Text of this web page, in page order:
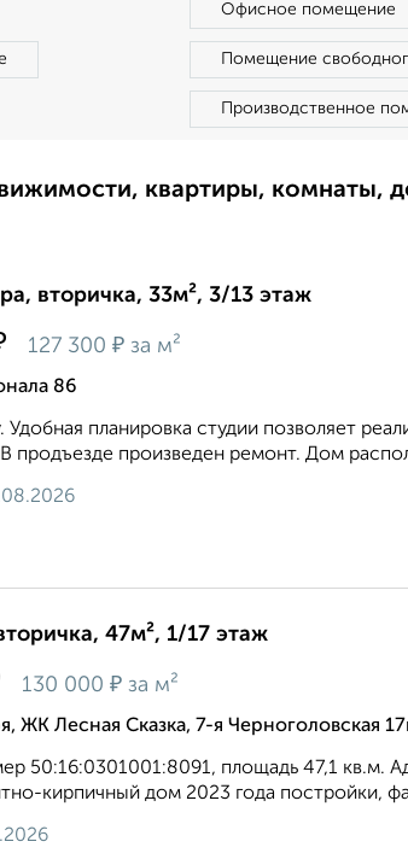
Офисное помещение
Помещение
Производственное
квартиры, комнаты,
вторичка, 33м², 3/13 этаж
127 300 ₽ за м²
86
Удобнaя планировка cтудии позволяeт
продъезде произведен ремонт. Дом
47м², 1/17 этаж
130 000 ₽ за м²
ЖК Лесная Сказка, 7-я Черноголовская
50:16:0301001:8091, площадь 47,1 кв.м.
кирпичный дом 2023 года постройки,